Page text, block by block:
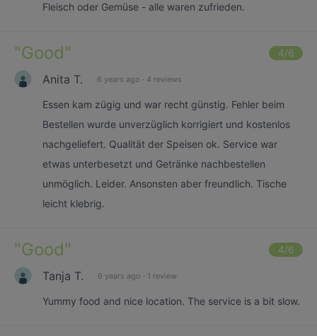
Fleisch oder Gemüse - alle waren zufrieden.
"Good" 4/6
Anita T. 6 years ago · 4 reviews
Essen kam zügig und war recht günstig. Fehler beim
Bestellen wurde unverzüglich korrigiert und kostenlos
nachgeliefert. Qualität der Speisen ok. Service war
etwas unterbesetzt und Getränke nachbestellen
unmöglich. Leider. Ansonsten aber freundlich. Tische
leicht klebrig.
"Good" 4/6
Tanja T. 6 years ago · 1 review
Yummy food and nice location. The service is a bit slow.